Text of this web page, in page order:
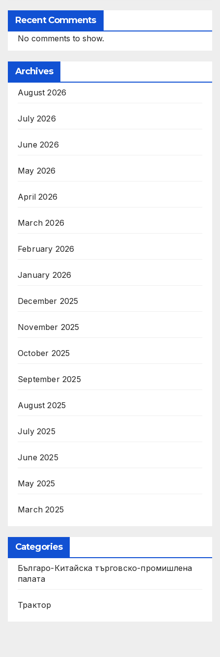
Recent Comments
No comments to show.
Archives
August 2026
July 2026
June 2026
May 2026
April 2026
March 2026
February 2026
January 2026
December 2025
November 2025
October 2025
September 2025
August 2025
July 2025
June 2025
May 2025
March 2025
Categories
Българо-Китайска търговско-промишлена
палата
Трактор